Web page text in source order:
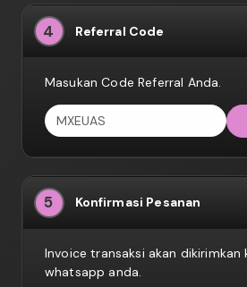
4 Referral Code
Masukan Code Referral Anda.
5 Konfirmasi Pesanan
Invoice transaksi akan dikirimkan
whatsapp anda.